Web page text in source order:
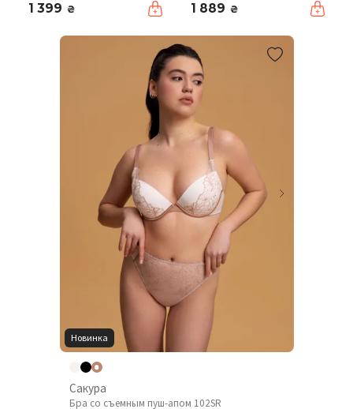
1 399 ₴ 1 889 ₴
Новинка
Сакура
Бра со съемным пуш-апом 102SR